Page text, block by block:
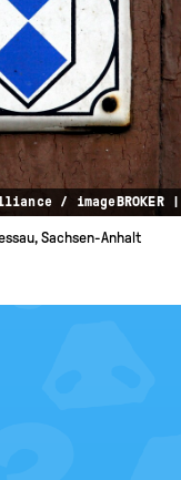
/ imageBROKER |
Sachsen-Anhalt